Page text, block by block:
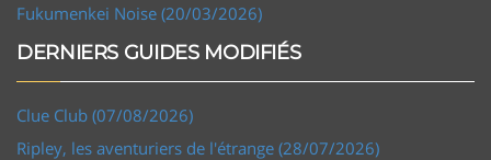
Fukumenkei Noise (20/03/2026)
DERNIERS GUIDES MODIFIÉS
Clue Club (07/08/2026)
Ripley, les aventuriers de l'étrange (28/07/2026)